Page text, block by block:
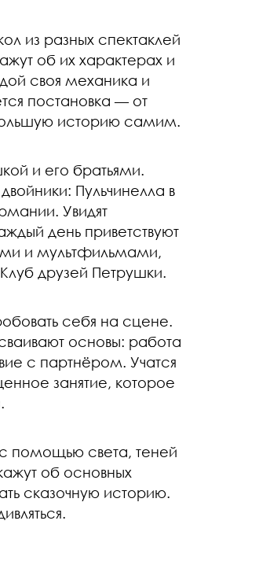
из разных спектаклей
об их характерах и
своя механика и
постановка — от
историю самим.
и его братьями.
Пульчинелла в
Увидят
день приветствуют
и мультфильмами,
друзей Петрушки.
себя на сцене.
основы: работа
с партнёром. Учатся
занятие, которое
помощью света, теней
об основных
сказочную историю.